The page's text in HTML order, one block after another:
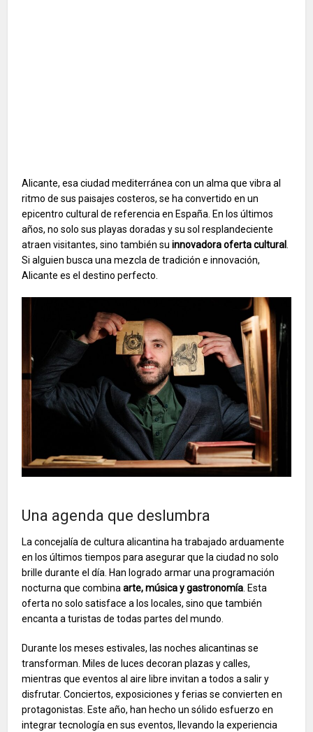
Alicante, esa ciudad mediterránea con un alma que vibra al
ritmo de sus paisajes costeros, se ha convertido en un
epicentro cultural de referencia en España. En los últimos
años, no solo sus playas doradas y su sol resplandeciente
atraen visitantes, sino también suinnovadora oferta cultural
Si alguien busca una mezcla de tradición e innovación,
Alicante es el destino perfecto.
Una agenda que deslumbra
La concejalía de cultura alicantina ha trabajado arduamente
en los últimos tiempos para asegurar que la ciudad no solo
brille durante el día. Han logrado armar una programación
nocturna que combinaarte, música y gastronomía . Esta
oferta no solo satisface a los locales, sino que también
encanta a turistas de todas partes del mundo.
Durante los meses estivales, las noches alicantinas se
transforman. Miles de luces decoran plazas y calles,
mientras que eventos al aire libre invitan a todos a salir y
disfrutar. Conciertos, exposiciones y ferias se convierten en
protagonistas. Este año, han hecho un sólido esfuerzo en
integrar tecnología en sus eventos, llevando la experiencia